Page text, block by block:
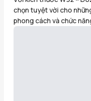
chọn tuyệt vời cho
phong cách và chức